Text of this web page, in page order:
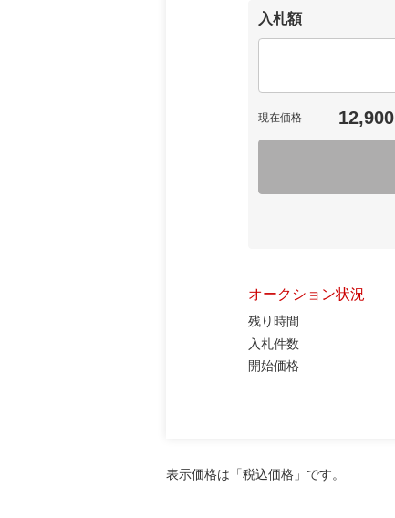
入札額
現在価格 12,900
オークション状況
残り時間
入札件数
開始価格
表示価格は「税込価格」です。